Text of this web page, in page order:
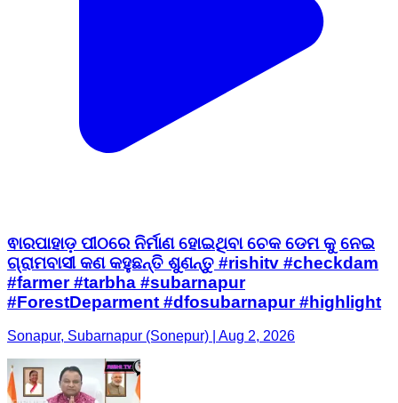
ଵାରପାହାଡ଼ ପୀଠରେ ନିର୍ମାଣ ହୋଇଥିବା ଚେକ ଡେମ କୁ ନେଇ
ଗ୍ରାମବାସୀ କଣ କହୁଛନ୍ତି ଶୁଣନ୍ତୁ #rishitv #checkdam
#farmer #tarbha #subarnapur
#ForestDeparment #dfosubarnapur #highlight
Sonapur, Subarnapur (Sonepur) | Aug 2, 2026